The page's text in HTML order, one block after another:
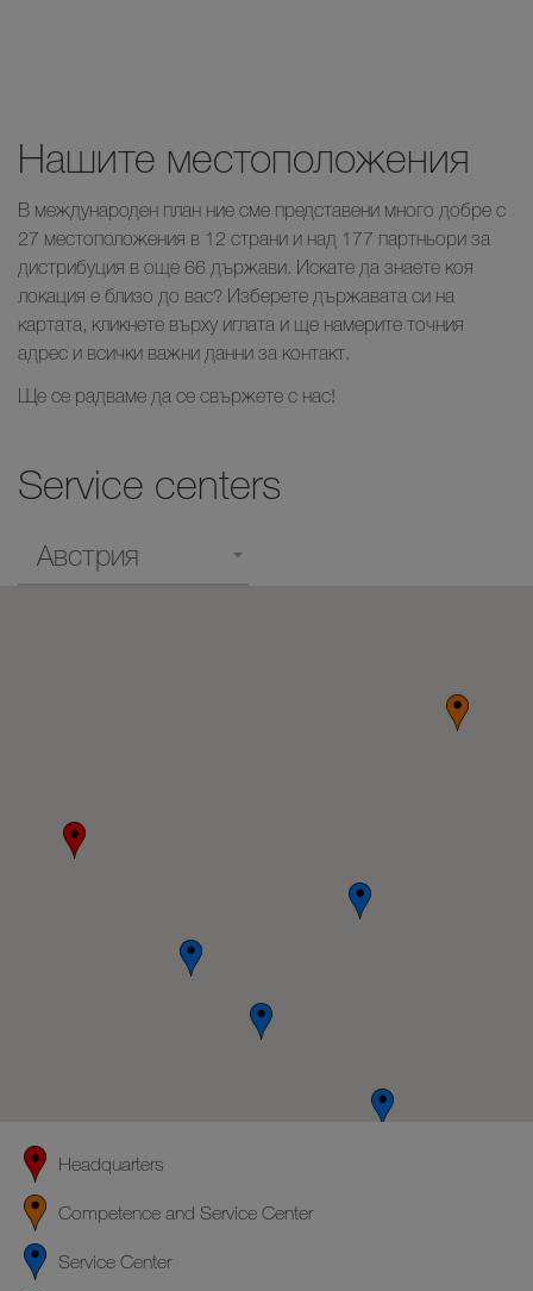
Нашите местоположения
В международен план ние сме представени много добре с
27 местоположения в 12 страни и над 177 партньори за
дистрибуция в още 66 държави. Искате да знаете коя
локация е близо до вас? Изберете държавата си на
картата, кликнете върху иглата и ще намерите точния
адрес и всички важни данни за контакт.
Ще се радваме да се свържете с нас!
Service centers
Headquarters
Competence and Service Center
Service Center